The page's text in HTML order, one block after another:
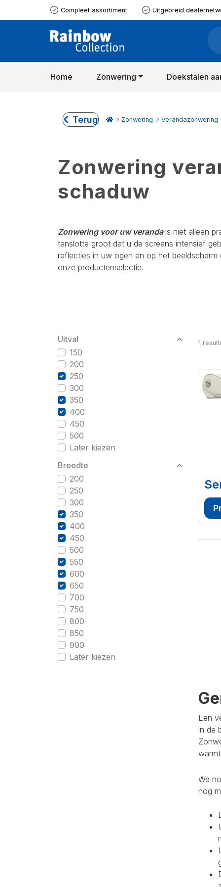
Compleet assortiment Uitgebreid
Home Zonwering Doekstalen
Terug Zonwering Verandazonwering
Zonwering
schaduw
Zonwering voor uw verandais niet alleen
tenslotte groot dat u de screens intensief
reflecties in uw ogen en op het
onze productenselectie.
Uitval
150
200
250
300
350
400
450
500
Later kiezen
Breedte
200
250
300
350
400
450
500
550
600
650
700
750
800
850
900
Later kiezen
1
Een
in de
We
nog